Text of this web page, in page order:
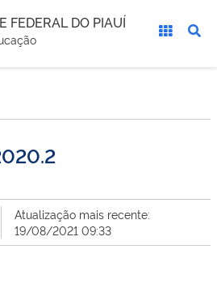
FEDERAL DO PIAUÍ
Atualização mais recente:
19/08/2021 09:33